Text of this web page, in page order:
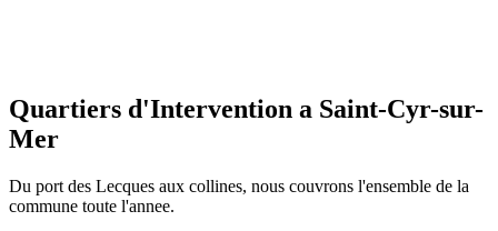
Quartiers d'Intervention a Saint-Cyr-sur-
Mer
Du port des Lecques aux collines, nous couvrons l'ensemble de la
commune toute l'annee.